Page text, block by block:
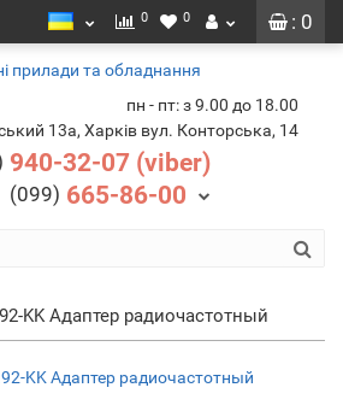
: 0
0 0
пн - пт: з 9.00 до 18.00
13а, Харків вул. Конторська, 14
940-32-07 (viber)
(099) 665-86-00
KK Адаптер радиочастотный